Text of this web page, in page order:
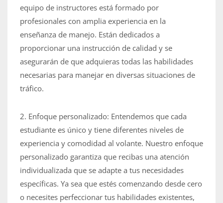
equipo de instructores está formado por
profesionales con amplia experiencia en la
enseñanza de manejo. Están dedicados a
proporcionar una instrucción de calidad y se
asegurarán de que adquieras todas las habilidades
necesarias para manejar en diversas situaciones de
tráfico.
2. Enfoque personalizado: Entendemos que cada
estudiante es único y tiene diferentes niveles de
experiencia y comodidad al volante. Nuestro enfoque
personalizado garantiza que recibas una atención
individualizada que se adapte a tus necesidades
específicas. Ya sea que estés comenzando desde cero
o necesites perfeccionar tus habilidades existentes,